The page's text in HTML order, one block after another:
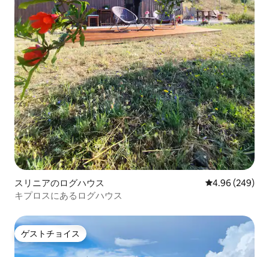
スリニアのログハウス レビュー249
4.96 (249)
キプロスにあるログハウス
ゲストチョイス
ゲストチョイス